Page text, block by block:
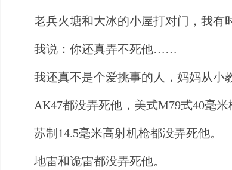
老兵火塘和大冰的小屋打对门，我有
我说：你还真弄不死他……
我还真不是个爱挑事的人，妈妈从小
AK47都没弄死他，美式M79式40毫米
苏制14.5毫米高射机枪都没弄死他。
地雷和诡雷都没弄死他。